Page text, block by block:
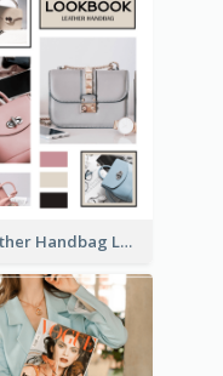
Leather Handbag Lookbook